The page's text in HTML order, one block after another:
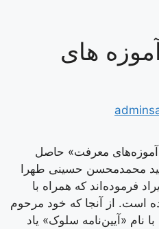
های
معرفت» حاصل
محمدمحسن حسینی طهرا
فرموده‌اند که همراه با
است. از آنجا که خود مرحوم
نام «آیین‌نامه سلوک» یاد